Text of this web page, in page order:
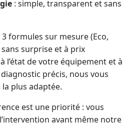
: simple, transparent et sans
formules sur mesure (Eco,
surprise et à prix
l’état de votre équipement et à
précis, nous vous
plus adaptée.
est une priorité : vous
avant même notre